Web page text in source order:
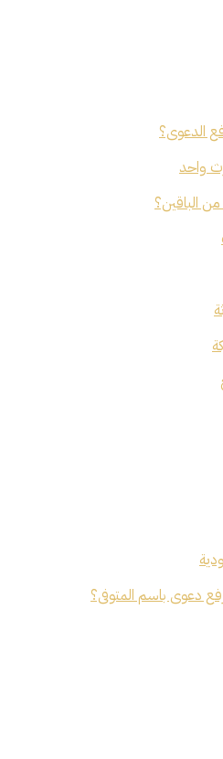
الدعوى؟
واحد
الباقين؟
دعوى باسم المتوفى؟